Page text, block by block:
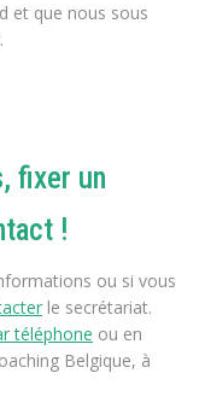
et que nous sous
fixer un
!
ou si vous
le secrétariat.
téléphone ou en
Belgique, à